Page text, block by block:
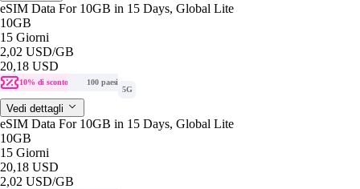
eSIM Data For 10GB in 15 Days, Global Lite
10GB
15 Giorni
2,02 USD/GB
20,18 USD
10% di sconto
100 paesi
5G
Vedi dettagli
eSIM Data For 10GB in 15 Days, Global Lite
10GB
15 Giorni
20,18 USD
2,02 USD/GB